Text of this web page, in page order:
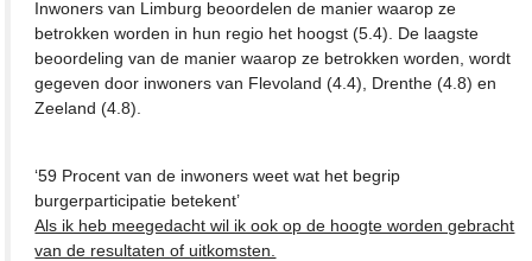
Inwoners van Limburg beoordelen de manier waarop ze
betrokken worden in hun regio het hoogst (5.4). De laagste
beoordeling van de manier waarop ze betrokken worden, wordt
gegeven door inwoners van Flevoland (4.4), Drenthe (4.8) en
Zeeland (4.8).
‘59 Procent van de inwoners weet wat het begrip
burgerparticipatie betekent’
Als ik heb meegedacht wil ik ook op de hoogte worden gebracht
van de resultaten of uitkomsten.